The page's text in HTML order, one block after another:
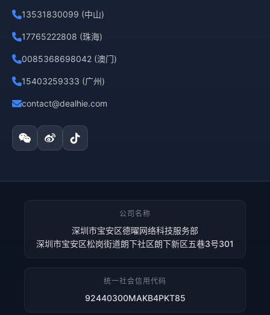
13531830099 (中山)
17765222808 (珠海)
0085368698042 (澳门)
15403259333 (广州)
contact@dealhie.com
公司名称
深圳市宝安区德曜网络科技服务部
深圳市宝安区松岗街道朗下社区朗下新区五巷3号301
统一社会信用代码
92440300MAKB4PKT85